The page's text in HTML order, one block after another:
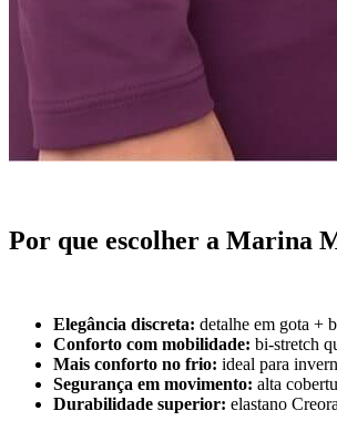
Por que escolher a Marina
Elegância discreta: detalhe em gota +
Conforto com mobilidade: bi-stretch
Mais conforto no frio: ideal para
Segurança em movimento: alta
Durabilidade superior: elastano